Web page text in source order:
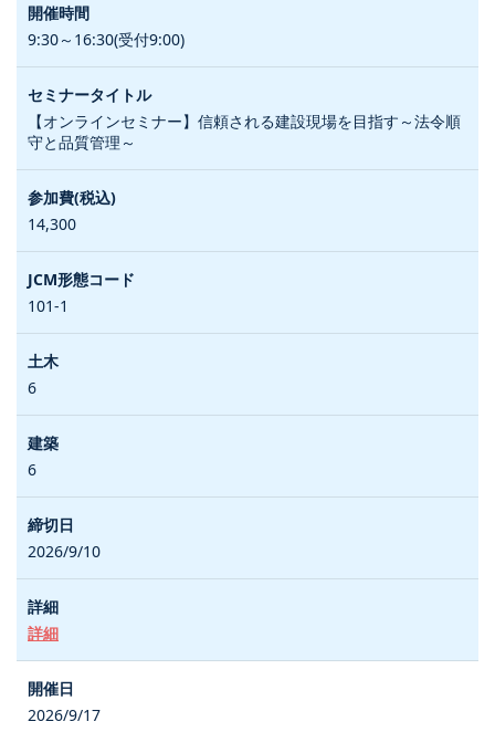
9:30～16:30(受付9:00)
【オンラインセミナー】信頼される建設現場を目指す～法令順
守と品質管理～
14,300
101-1
6
6
2026/9/10
詳細
2026/9/17